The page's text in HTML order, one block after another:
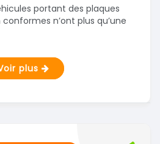
portant des plaques
n’ont plus qu’une
plus